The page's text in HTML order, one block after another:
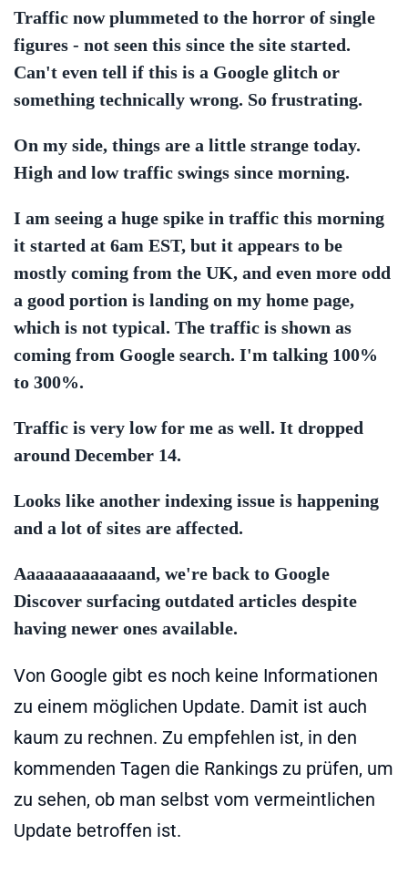
Traffic now plummeted to the horror of single
figures - not seen this since the site started.
Can't even tell if this is a Google glitch or
something technically wrong. So frustrating.
On my side, things are a little strange today.
High and low traffic swings since morning.
I am seeing a huge spike in traffic this morning
it started at 6am EST, but it appears to be
mostly coming from the UK, and even more odd
a good portion is landing on my home page,
which is not typical. The traffic is shown as
coming from Google search. I'm talking 100%
to 300%.
Traffic is very low for me as well. It dropped
around December 14.
Looks like another indexing issue is happening
and a lot of sites are affected.
Aaaaaaaaaaaaand, we're back to Google
Discover surfacing outdated articles despite
having newer ones available.
Von Google gibt es noch keine Informationen
zu einem möglichen Update. Damit ist auch
kaum zu rechnen. Zu empfehlen ist, in den
kommenden Tagen die Rankings zu prüfen, um
zu sehen, ob man selbst vom vermeintlichen
Update betroffen ist.